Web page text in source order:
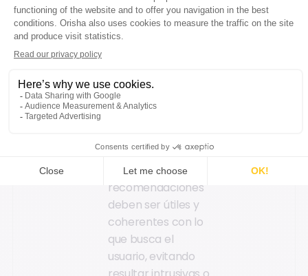
estratégicos
mostrar productos
relacionados en la
de checkout puede
influir directamente
compra.
Priorizar la
relevancia: las
recomendaciones
deben ser útiles y
coherentes con lo
que busca el
usuario, evitando